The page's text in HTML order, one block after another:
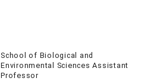
School of Biological and
Environmental Sciences Assistant
Professor